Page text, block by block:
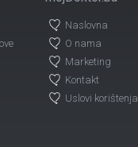
Naslovna
O nama
Marketing
Kontakt
Uslovi korištenja